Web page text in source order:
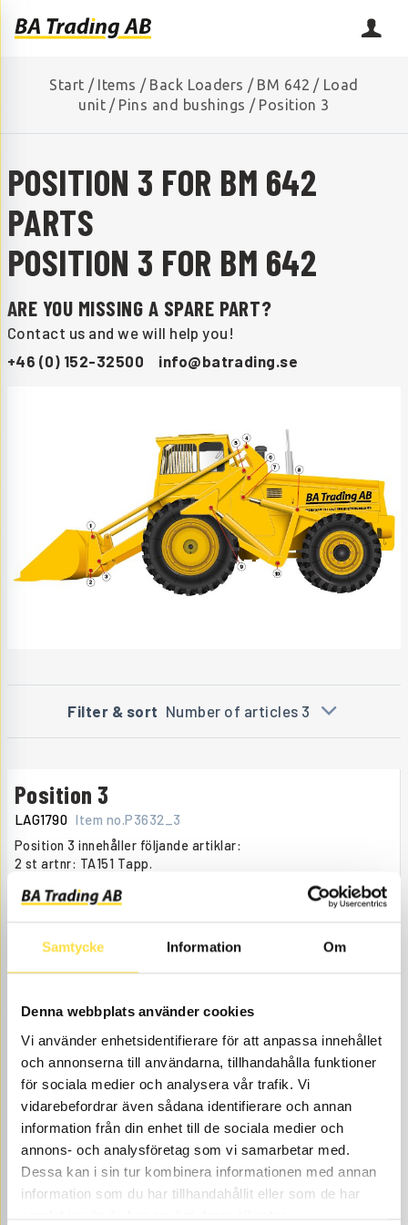
Samtycke Information Om
Denna webbplats använder cookies
Vi använder enhetsidentifierare för att anpassa innehållet
och annonserna till användarna, tillhandahålla funktioner
för sociala medier och analysera vår trafik. Vi
vidarebefordrar även sådana identifierare och annan
information från din enhet till de sociala medier och
annons- och analysföretag som vi samarbetar med.
Dessa kan i sin tur kombinera informationen med annan
information som du har tillhandahållit eller som de har
Start / Items / Back Loaders / BM 642 / Load
unit / Pins and bushings / Position 3
POSITION 3 FOR BM 642
PARTS
POSITION 3 FOR BM 642
ARE YOU MISSING A SPARE PART?
Contact us and we will help you!
+46 (0) 152-32500
info@batrading.se
Filter & sort Number of articles 3
Position 3
LAG1790 Item no.P3632_3
Position 3 innehåller följande artiklar:
2 st artnr: TA151 Tapp.
Åtgår1
5 782.00
NEEDED
PIN
TA151 Item no.4852151